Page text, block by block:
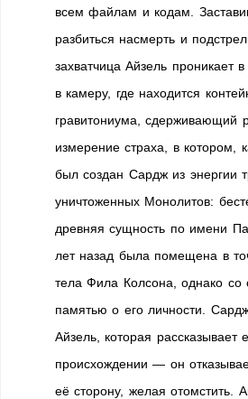
всем файлам и кодам.
разбиться насмерть и
захватчица Айзель проникает
в камеру, где находится
гравитониума, сдерживающий
измерение страха, в котором,
был создан Сардж из энергии
уничтоженных Монолитов:
древняя сущность по имени
лет назад была помещена в
тела Фила Колсона, однако со
памятью о его личности.
Айзель, которая рассказывает
происхождении — он
её сторону, желая отомстить.